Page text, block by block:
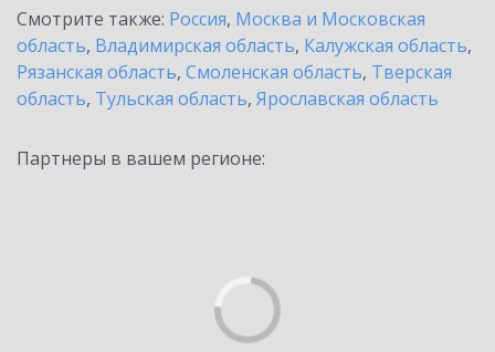
Смотрите также: Россия, Москва и Московская
область, Владимирская область, Калужская область,
Рязанская область, Смоленская область, Тверская
область, Тульская область, Ярославская область
Партнеры в вашем регионе: